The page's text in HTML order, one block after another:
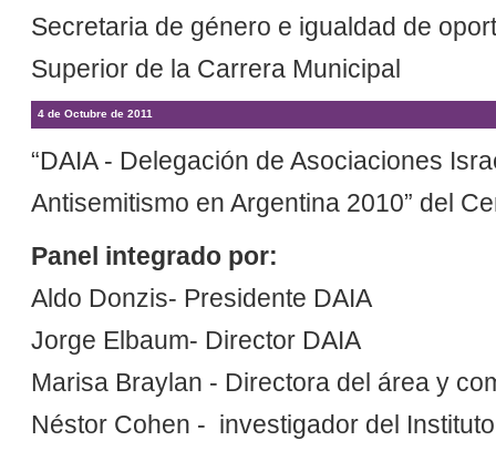
Secretaria de género e igualdad de
Superior de la Carrera Municipal
4 de Octubre de 2011
“DAIA - Delegación de Asociaciones
Antisemitismo en Argentina 2010” del
Panel integrado por:
Aldo Donzis- Presidente DAIA
Jorge Elbaum- Director DAIA
Marisa Braylan - Directora del área y
Néstor Cohen - investigador del